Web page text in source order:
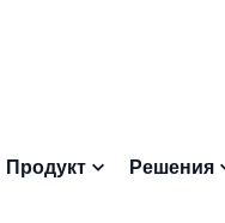
Продукт Решения